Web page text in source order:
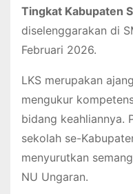
Tingkat Kabupaten
diselenggarakan di
Februari 2026.
LKS merupakan
mengukur
bidang keahliannya.
sekolah se-
menyurutkan
NU Ungaran.